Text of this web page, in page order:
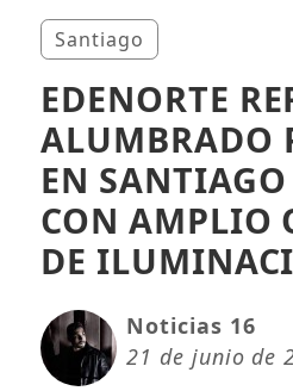
Santiago
EDENORTE
ALUMBRADO
EN SANTIAGO
CON AMPLIO
DE
Noticias 16
21 de junio de